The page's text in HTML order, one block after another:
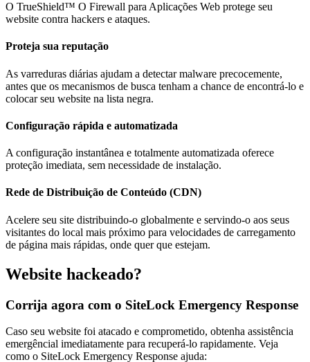
O TrueShield™ O Firewall para Aplicações Web protege seu
website contra hackers e ataques.
Proteja sua reputação
As varreduras diárias ajudam a detectar malware precocemente,
antes que os mecanismos de busca tenham a chance de encontrá-lo e
colocar seu website na lista negra.
Configuração rápida e automatizada
A configuração instantânea e totalmente automatizada oferece
proteção imediata, sem necessidade de instalação.
Rede de Distribuição de Conteúdo (CDN)
Acelere seu site distribuindo-o globalmente e servindo-o aos seus
visitantes do local mais próximo para velocidades de carregamento
de página mais rápidas, onde quer que estejam.
Website hackeado?
Corrija agora com o SiteLock Emergency Response
Caso seu website foi atacado e comprometido, obtenha assistência
emergêncial imediatamente para recuperá-lo rapidamente. Veja
como o SiteLock Emergency Response ajuda: